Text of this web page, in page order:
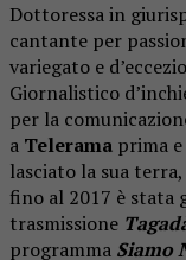
Dottoressa in
cantante per
variegato e
Giornalistico
per la
a Telerama prima e
lasciato la sua
fino al 2017 è stata
trasmissione
programma Siamo